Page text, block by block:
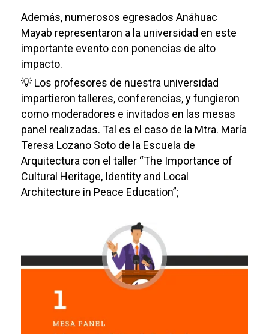
Además, numerosos egresados Anáhuac
Mayab representaron a la universidad en este
importante evento con ponencias de alto
impacto.
💡 Los profesores de nuestra universidad
impartieron talleres, conferencias, y fungieron
como moderadores e invitados en las mesas
panel realizadas. Tal es el caso de la Mtra. María
Teresa Lozano Soto de la Escuela de
Arquitectura con el taller “The Importance of
Cultural Heritage, Identity and Local
Architecture in Peace Education”;